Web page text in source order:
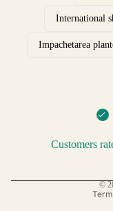
International
Impachetarea
Customers
©
Politica de expediere